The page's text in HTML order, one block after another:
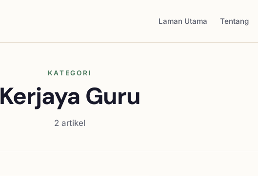
Laman Utama Tentang
KATEGORI
Kerjaya Guru
2 artikel